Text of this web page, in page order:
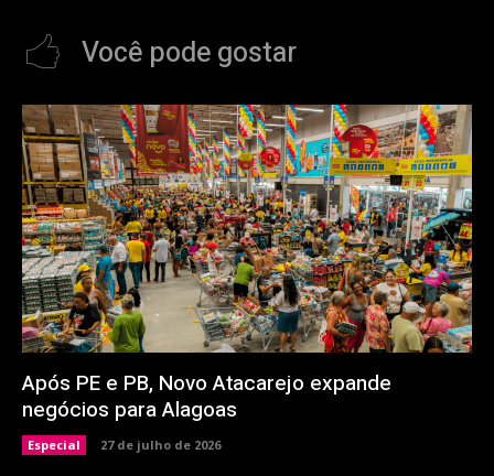
Você pode gostar
Após PE e PB, Novo Atacarejo expande
negócios para Alagoas
Especial 27 de julho de 2026